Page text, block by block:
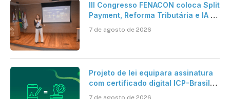
III Congresso FENACON coloca Split
Payment, Reforma Tributária e IA no
7 de agosto de 2026
Projeto de lei equipara assinatura
com certificado digital ICP-Brasil